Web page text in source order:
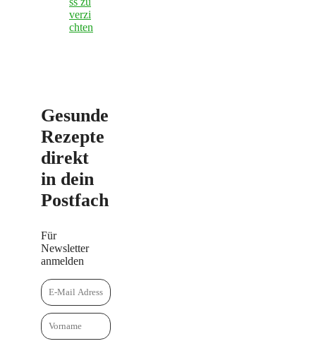
verzi
chten
Gesunde
Rezepte
direkt
in dein
Postfach
Für
Newsletter
anmelden